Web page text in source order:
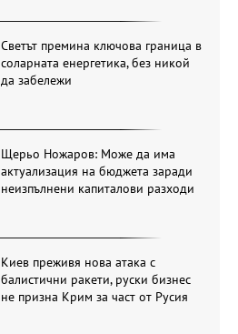
Светът премина ключова граница в
соларната енергетика, без никой
да забележи
Щерьо Ножаров: Може да има
актуализация на бюджета заради
неизпълнени капиталови разходи
Киев преживя нова атака с
балистични ракети, руски бизнес
не призна Крим за част от Русия